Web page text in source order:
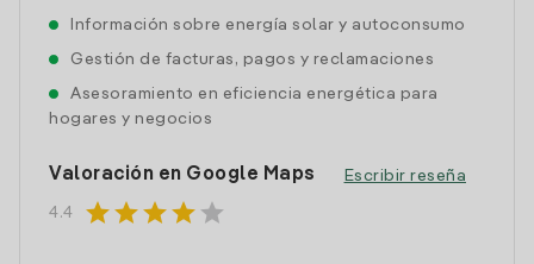
Información sobre energía solar y autoconsumo
Gestión de facturas, pagos y reclamaciones
Asesoramiento en eficiencia energética para
hogares y negocios
Valoración en Google Maps
4.4 starstarstarstar star
Escribir reseña